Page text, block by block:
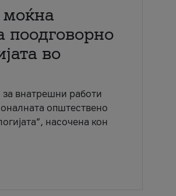
моќна
поодговорно
во
внатрешни работи
општествено
насочена кон